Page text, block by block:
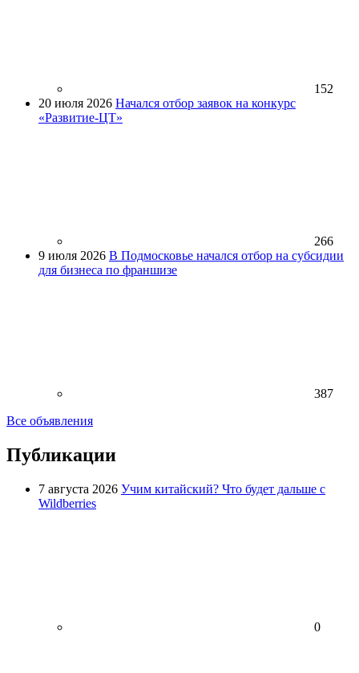
152
20 июля 2026 Начался отбор заявок на конкурс
«Развитие-ЦТ»
266
9 июля 2026 В Подмосковье начался отбор на субсидии
для бизнеса по франшизе
387
Все объявления
Публикации
7 августа 2026 Учим китайский? Что будет дальше с
Wildberries
0